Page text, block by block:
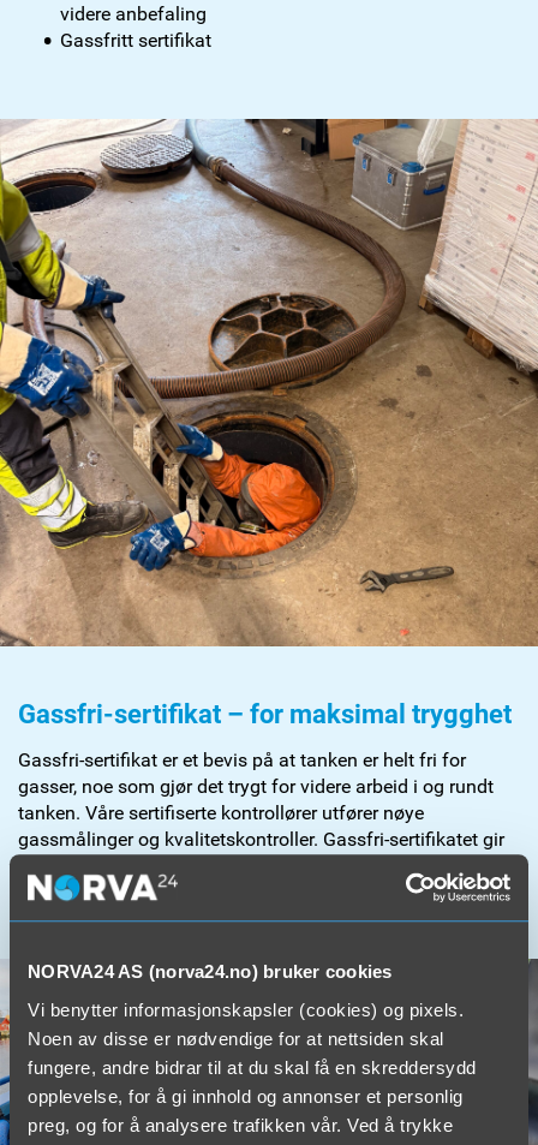
NORVA24 AS (norva24.no) bruker cookies
Vi benytter informasjonskapsler (cookies) og pixels.
Noen av disse er nødvendige for at nettsiden skal
fungere, andre bidrar til at du skal få en skreddersydd
opplevelse, for å gi innhold og annonser et personlig
preg, og for å analysere trafikken vår. Ved å trykke
videre anbefaling
Gassfritt sertifikat
Gassfri-sertifikat – for maksimal trygghet
Gassfri-sertifikat er et bevis på at tanken er helt fri for
gasser, noe som gjør det trygt for videre arbeid i og rundt
tanken. Våre sertifiserte kontrollører utfører nøye
gassmålinger og kvalitetskontroller. Gassfri-sertifikatet gir
tankene er klare for sikker drift.